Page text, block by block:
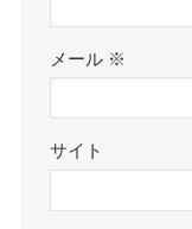
メール ※
サイト